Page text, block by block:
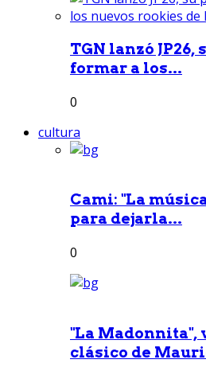
TGN lanzó
formar a los...
0
cultura
Cami: "La
para dejarla...
0
"La Madonnita",
clásico de